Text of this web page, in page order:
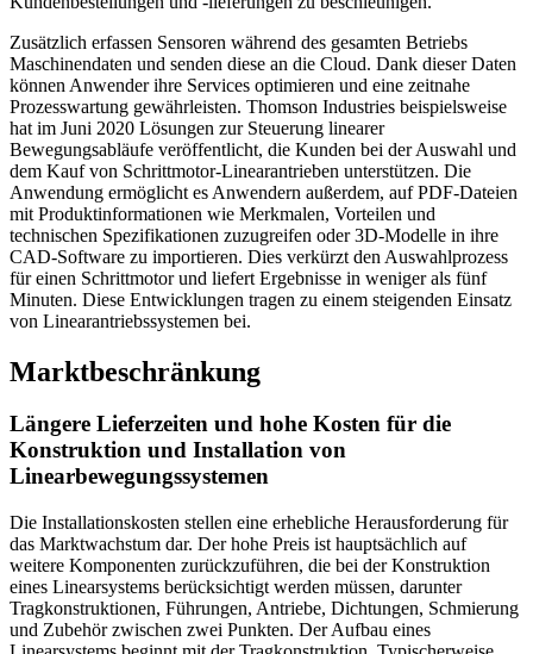
Zusätzlich erfassen Sensoren während des gesamten Betriebs
Maschinendaten und senden diese an die Cloud. Dank dieser Daten
können Anwender ihre Services optimieren und eine zeitnahe
Prozesswartung gewährleisten. Thomson Industries beispielsweise
hat im Juni 2020 Lösungen zur Steuerung linearer
Bewegungsabläufe veröffentlicht, die Kunden bei der Auswahl und
dem Kauf von Schrittmotor-Linearantrieben unterstützen. Die
Anwendung ermöglicht es Anwendern außerdem, auf PDF-Dateien
mit Produktinformationen wie Merkmalen, Vorteilen und
technischen Spezifikationen zuzugreifen oder 3D-Modelle in ihre
CAD-Software zu importieren. Dies verkürzt den Auswahlprozess
für einen Schrittmotor und liefert Ergebnisse in weniger als fünf
Minuten. Diese Entwicklungen tragen zu einem steigenden Einsatz
von Linearantriebssystemen bei.
Marktbeschränkung
Längere Lieferzeiten und hohe Kosten für die
Konstruktion und Installation von
Linearbewegungssystemen
Die Installationskosten stellen eine erhebliche Herausforderung für
das Marktwachstum dar. Der hohe Preis ist hauptsächlich auf
weitere Komponenten zurückzuführen, die bei der Konstruktion
eines Linearsystems berücksichtigt werden müssen, darunter
Tragkonstruktionen, Führungen, Antriebe, Dichtungen, Schmierung
und Zubehör zwischen zwei Punkten. Der Aufbau eines